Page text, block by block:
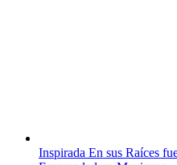
Inspirada En sus Raíces